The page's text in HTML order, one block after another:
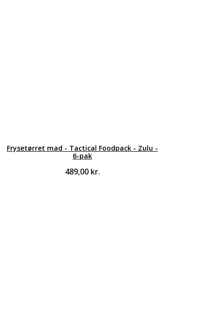
Frysetørret mad - Tactical Foodpack - Zulu -
6-pak
489,00 kr.